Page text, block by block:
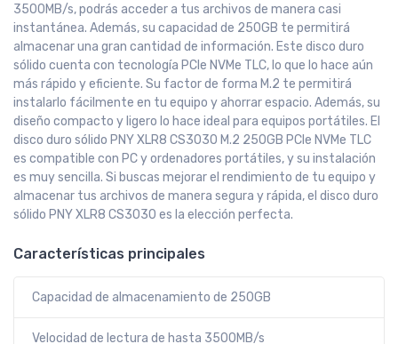
3500MB/s, podrás acceder a tus archivos de manera casi
instantánea. Además, su capacidad de 250GB te permitirá
almacenar una gran cantidad de información. Este disco duro
sólido cuenta con tecnología PCIe NVMe TLC, lo que lo hace aún
más rápido y eficiente. Su factor de forma M.2 te permitirá
instalarlo fácilmente en tu equipo y ahorrar espacio. Además, su
diseño compacto y ligero lo hace ideal para equipos portátiles. El
disco duro sólido PNY XLR8 CS3030 M.2 250GB PCIe NVMe TLC
es compatible con PC y ordenadores portátiles, y su instalación
es muy sencilla. Si buscas mejorar el rendimiento de tu equipo y
almacenar tus archivos de manera segura y rápida, el disco duro
sólido PNY XLR8 CS3030 es la elección perfecta.
Características principales
Capacidad de almacenamiento de 250GB
Velocidad de lectura de hasta 3500MB/s